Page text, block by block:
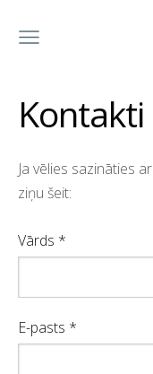
Kontakti
Ja vēlies sazināties ar
ziņu šeit:
Vārds *
E-pasts *